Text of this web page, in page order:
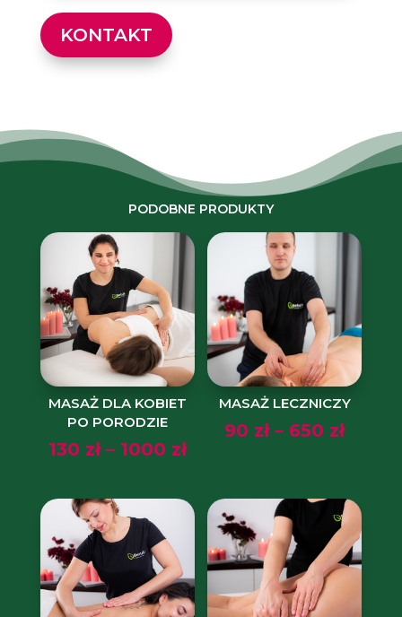
KONTAKT
PODOBNE PRODUKTY
MASAŻ DLA KOBIET
PO PORODZIE
130 zł – 1000 złZakres
od
130 zł
do
1000 zł
MASAŻ LECZNICZY
90 zł – 650 zł
90 zł
do
650 zł